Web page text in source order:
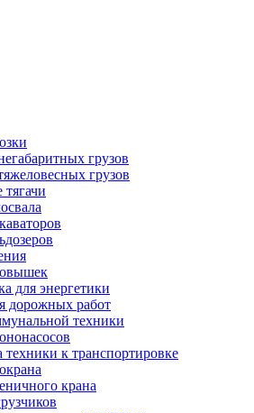
грузов
грузов
для энергетики
дорожных работ
техники
техники к транспортировке
крана